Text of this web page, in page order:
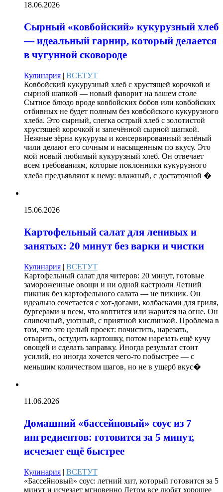
18.06.2026
Сырный «ковбойский» кукурузный хлеб
— идеальный гарнир, который делается
в чугунной сковороде
Кулинария | ВСЕТУТ
Ковбойский кукурузный хлеб с хрустящей корочкой и
сырной шапкой — новый фаворит на вашем столе
Сытное блюдо вроде ковбойских бобов или ковбойских
отбивных не будет полным без ковбойского кукурузного
хлеба. Это сырный, слегка острый хлеб с золотистой
хрустящей корочкой и запечённой сырной шапкой.
Нежные зёрна кукурузы и консервированный зелёный
чили делают его сочным и насыщенным по вкусу. Это
мой новый любимый кукурузный хлеб. Он отвечает
всем требованиям, которые поклонники кукурузного
хлеба предъявляют к нему: влажный, с достаточной �
15.06.2026
Картофельный салат для ленивых и
занятых: 20 минут без варки и чистки
Кулинария | ВСЕТУТ
Картофельный салат для читеров: 20 минут, готовые
замороженные овощи и ни одной кастрюли Летний
пикник без картофельного салата — не пикник. Он
идеально сочетается с хот-догами, колбасками для гриля,
бургерами и всем, что коптится или жарится на огне. Он
сливочный, уютный, с приятной кислинкой. Проблема в
том, что это целый проект: почистить, нарезать,
отварить, остудить картошку, потом нарезать ещё кучу
овощей и сделать заправку. Иногда результат стоит
усилий, но иногда хочется чего-то побыстрее — с
меньшим количеством шагов, но не в ущерб вкус�
11.06.2026
Домашний «бассейновый» соус из 7
ингредиентов: готовится за 5 минут,
исчезает ещё быстрее
Кулинария | ВСЕТУТ
«Бассейновый» соус: летний хит, который готовится за 5
минут и исчезает мгновенно Летом все любят хорошее